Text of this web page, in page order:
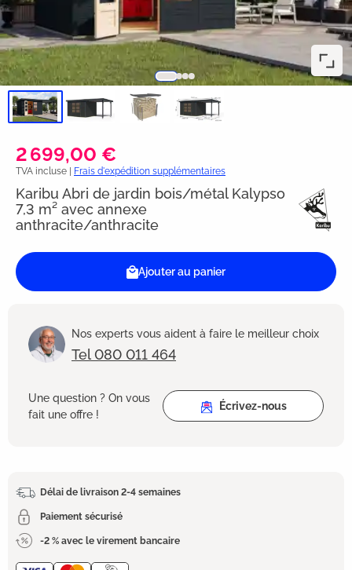
2 699,00 €
TVA incluse | Frais d'expédition supplémentaires
Karibu Abri de jardin bois/métal Kalypso
7,3 m² avec annexe
anthracite/anthracite
Ajouter au panier
Nos experts vous aident à faire le meilleur choix
Tel 080 011 464
Une question ? On vous
fait une offre !
Écrivez-nous
Délai de livraison 2-4 semaines
Paiement sécurisé
-2 % avec le virement bancaire